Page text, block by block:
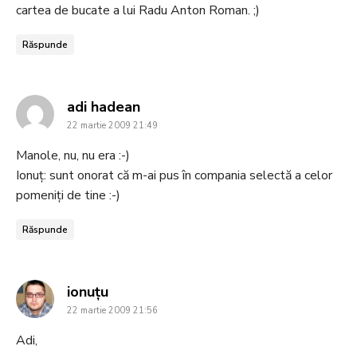
cartea de bucate a lui Radu Anton Roman. ;)
Răspunde
adi hadeansays:
22 martie 2009 21:49
Manole, nu, nu era :-)
Ionuţ: sunt onorat că m-ai pus în compania selectă a celor
pomeniţi de tine :-)
Răspunde
ionuţusays:
22 martie 2009 21:56
Adi,